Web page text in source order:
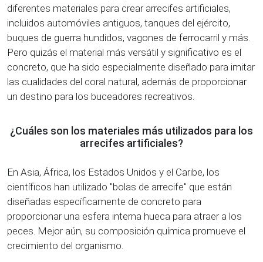
diferentes materiales para crear arrecifes artificiales,
incluidos automóviles antiguos, tanques del ejército,
buques de guerra hundidos, vagones de ferrocarril y más.
Pero quizás el material más versátil y significativo es el
concreto, que ha sido especialmente diseñado para imitar
las cualidades del coral natural, además de proporcionar
un destino para los buceadores recreativos.
¿Cuáles son los materiales más utilizados para los
arrecifes artificiales?
En Asia, África, los Estados Unidos y el Caribe, los
científicos han utilizado "bolas de arrecife" que están
diseñadas específicamente de concreto para
proporcionar una esfera interna hueca para atraer a los
peces. Mejor aún, su composición química promueve el
crecimiento del organismo.